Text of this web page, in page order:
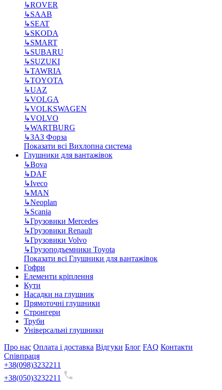
↳ROVER
↳SAAB
↳SEAT
↳SKODA
↳SMART
↳SUBARU
↳SUZUKI
↳TAWRIA
↳TOYOTA
↳UAZ
↳VOLGA
↳VOLKSWAGEN
↳VOLVO
↳WARTBURG
↳ЗАЗ Форза
Показати всі Вихлопна система
Глушники для вантажівок
↳Bova
↳DAF
↳Iveco
↳MAN
↳Neoplan
↳Scania
↳Грузовики Mercedes
↳Грузовики Renault
↳Грузовики Volvo
↳Грузоподъемники Toyota
Показати всі Глушники для вантажівок
Гофри
Елементи кріплення
Кути
Насадки на глушник
Прямоточні глушники
Стронгери
Труби
Універсальні глушники
Про нас Оплата і доставка Відгуки Блог FAQ Контакти
Співпраця
+38(098)3232211
+38(050)3232211